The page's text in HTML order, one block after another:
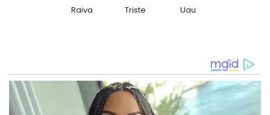
Raiva Triste Uau